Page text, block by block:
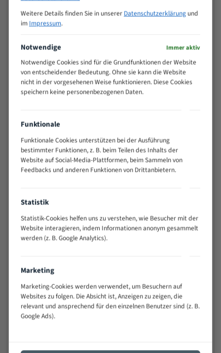
15 - 40
8/12
25 - 50
50 - 120
80 - 180
3/4
130 -
350
2/3
150 -
600
> 500
0,75/1,25
Vorteile:
Vielseitiges Bandsägeblatt für verschiedenste
Widerstandsfähig gegen Zahnbruch auch bei
wechselnde Verbindungslängen)
Sehr geringe Vibration
Technische Beschreibung:
Positiver Spanwinkel
Bandkörper aus hochlegiertem Federstahl
Legierte HSS-beschichtete Zahnspitzen
Weitere Details finden Sie in unserer Datenschutzerklärungund
im Impressum.
Notwendige Immer aktiv
Notwendige Cookies sind für die Grundfunktionen der Website
von entscheidender Bedeutung. Ohne sie kann die Website
nicht in der vorgesehenen Weise funktionieren. Diese Cookies
speichern keine personenbezogenen Daten.
Funktionale
Funktionale Cookies unterstützen bei der Ausführung
bestimmter Funktionen, z. B. beim Teilen des Inhalts der
Website auf Social-Media-Plattformen, beim Sammeln von
Feedbacks und anderen Funktionen von Drittanbietern.
Statistik
Statistik-Cookies helfen uns zu verstehen, wie Besucher mit der
Website interagieren, indem Informationen anonym gesammelt
werden (z. B. Google Analytics).
Marketing
Marketing-Cookies werden verwendet, um Besuchern auf
Websites zu folgen. Die Absicht ist, Anzeigen zu zeigen, die
relevant und ansprechend für den einzelnen Benutzer sind (z. B.
Google Ads).